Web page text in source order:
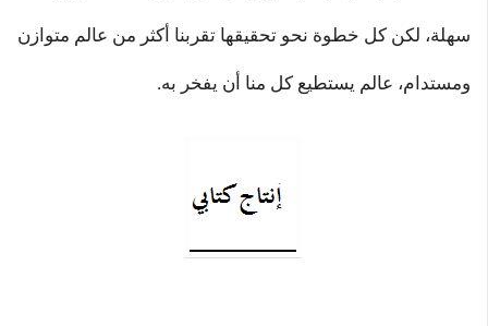
سهلة، لكن كل خطوة نحو تحقيقها تقربنا أكثر من عالم متوازن
ومستدام، عالم يستطيع كل منا أن يفخر به.